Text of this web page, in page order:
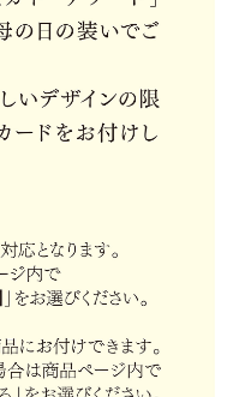
カートへ進む